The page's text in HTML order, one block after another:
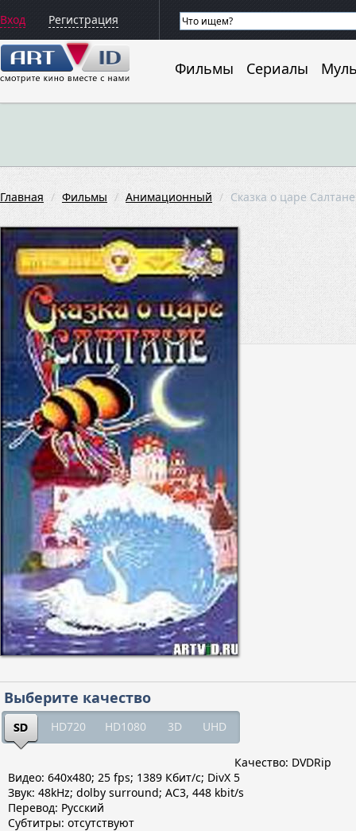
Вход Регистрация
Фильмы Сериалы
Главная Фильмы Анимационный Сказка о царе Салтане
Выберите качество
HD720 HD1080 3D UHD
Качество: DVDRip
Видео: 640x480; 25 fps; 1389 Кбит/с; DivX 5
Звук: 48kHz; dolby surround; AC3, 448 kbit/s
Перевод: Русский
Субтитры: отсутствуют